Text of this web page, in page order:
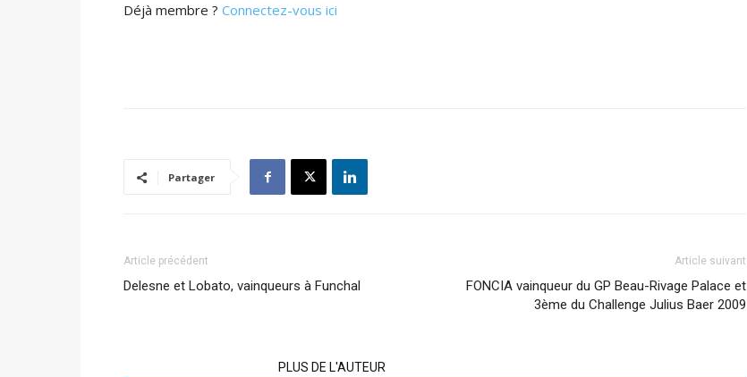
Déjà membre ? Connectez-vous ici
Partager
Article précédent
Delesne et Lobato, vainqueurs à Funchal
Article suivant
FONCIA vainqueur du GP Beau-Rivage Palace et
3ème du Challenge Julius Baer 2009
PLUS DE L'AUTEUR